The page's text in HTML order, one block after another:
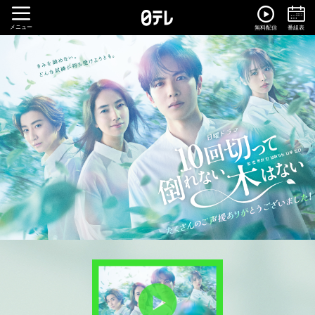
メニュー 無料配信 番組表